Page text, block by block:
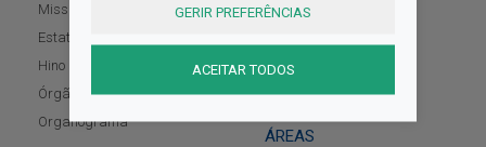
Missão, Visão e Valores
Estatutos
Hino do CCD
Órgãos Sociais
Organograma
Programa
Notícias/Eventos
Atividades Permanentes
ÁREAS
GERIR PREFERÊNCIAS
ACEITAR TODOS